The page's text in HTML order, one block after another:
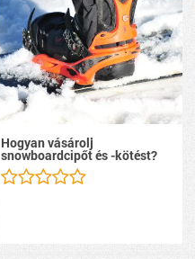
Hogyan vásárolj
snowboardcipőt és -kötést?